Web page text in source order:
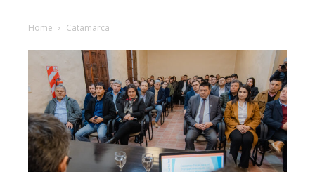
Home Catamarca